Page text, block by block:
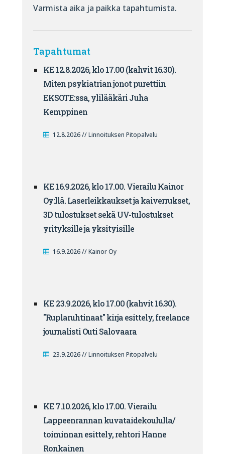
Varmista aika ja paikka tapahtumista.
Tapahtumat
KE 12.8.2026, klo 17.00 (kahvit 16.30).
Miten psykiatrian jonot purettiin
EKSOTE:ssa, ylilääkäri Juha
Kemppinen
12.8.2026 // Linnoituksen Pitopalvelu
KE 16.9.2026, klo 17.00. Vierailu Kainor
Oy:llä. Laserleikkaukset ja kaiverrukset,
3D tulostukset sekä UV-tulostukset
yrityksille ja yksityisille
16.9.2026 // Kainor Oy
KE 23.9.2026, klo 17.00 (kahvit 16.30).
"Ruplaruhtinaat" kirja esittely, freelance
journalisti Outi Salovaara
23.9.2026 // Linnoituksen Pitopalvelu
KE 7.10.2026, klo 17.00. Vierailu
Lappeenrannan kuvataidekoululla/
toiminnan esittely, rehtori Hanne
Ronkainen